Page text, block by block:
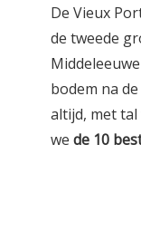
De Vieux
de tweede
bodem na
altijd, met
we de 10